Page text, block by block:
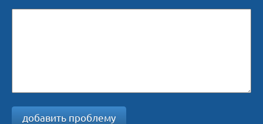
добавить проблему